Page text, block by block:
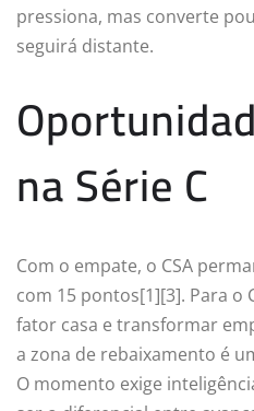
pressiona, mas converte
seguirá distante.
na Série C
Com o empate, o CSA
com 15 pontos[1][3]. Para o
fator casa e transformar
a zona de rebaixamento é
O momento exige